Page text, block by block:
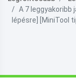
A 7 leggyakoribb
lépésre] [MiniTool